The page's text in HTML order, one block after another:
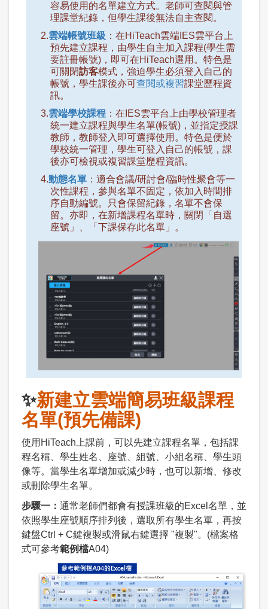
容易使用的名單建立方式。老師可查閱與管
理課堂紀錄，但學生課後無法自主查閱。
2.雲端帳號班級 ：在HiTeach雲端IES雲平台上
預先建立課程，由學生自主加入課程(學生需
要註冊帳號)，即可在HiTeach選用。特色是
可關閉訪客模式，強迫學生必須登入自己的
帳號，學生課後亦可查閱或複習課堂歷程資
訊。
3.雲端學校課程：在IES雲平台上由學校管理者
統一建立課程與學生名單(帳號)，並指定授課
教師，教師登入即可選擇使用。特色是便於
學校統一管理，學生可登入自己的帳號，課
後亦可檢視或複習課堂歷程資訊。
4.動態名單：適合會議/研討會/臨時性聚會等一
次性課程，參與名單不固定，依加入時間排
序自動編號。只會保留紀錄，名單不會保
留。亦即，在新增課程名單時，關閉「自選
座號」、「下課保存此名單」。
✨新建立雲端簡易班級課程
名單(預先備課)
使用HiTeach上課前，可以先建立課程名單，包括課
程名稱、學生姓名、座號、組號、小組名稱、學生頭
像等。當學生名單增加或減少時，也可以新增、修改
或刪除學生名單。
步驟一： 通常老師們都會有授課班級的Excel名單，並
依照學生座號順序排列後，選取所有學生名單，再按
鍵盤Ctrl + C鍵複製或滑鼠右鍵選擇 "複製"。(檔案格
式可參考範例檔A04)